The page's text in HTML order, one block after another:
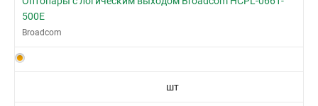
500E
Broadcom
шт